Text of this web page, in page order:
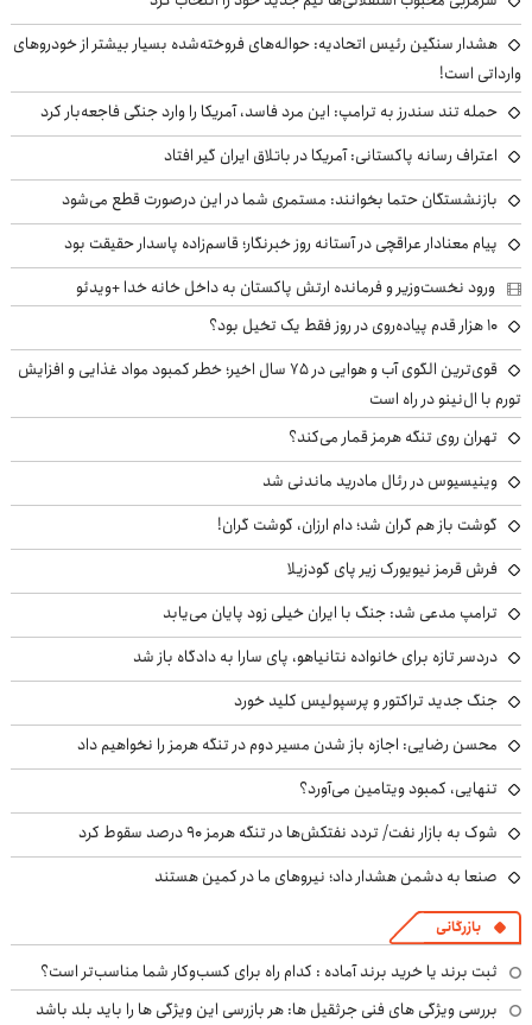
هشدار سنگین رئیس اتحادیه: حواله‌های فروخته‌شده بسیار بیشتر از خودروهای
وارداتی است!
حمله تند سندرز به ترامپ: این مرد فاسد، آمریکا را وارد جنگی فاجعه‌بار کرد
اعتراف رسانه پاکستانی: آمریکا در باتلاق ایران گیر افتاد
بازنشستگان حتما بخوانند: مستمری شما در این درصورت قطع می‌شود
پیام معنادار عراقچی در آستانه روز خبرنگار؛ قاسم‌زاده پاسدار حقیقت بود
ورود نخست‌وزیر و فرمانده ارتش پاکستان به داخل خانه خدا +ویدئو
۱۰ هزار قدم پیاده‌روی در روز فقط یک تخیل بود؟
قوی‌ترین الگوی آب و هوایی در ۷۵ سال اخیر؛ خطر کمبود مواد غذایی و افزایش
تورم با ال‌نینو در راه است
تهران روی تنگه هرمز قمار می‌کند؟
وینیسیوس در رئال مادرید ماندنی شد
گوشت باز هم گران شد؛ دام ارزان، گوشت گران!
فرش قرمز نیویورک زیر پای گودزیلا
ترامپ مدعی شد: جنگ با ایران خیلی زود پایان می‌یابد
دردسر تازه برای خانواده نتانیاهو، پای سارا به دادگاه باز شد
جنگ جدید تراکتور و پرسپولیس کلید خورد
محسن رضایی: اجازه باز شدن مسیر دوم در تنگه هرمز را نخواهیم داد
تنهایی، کمبود ویتامین می‌آورد؟
شوک به بازار نفت/ تردد نفتکش‌ها در تنگه هرمز ۹۰ درصد سقوط کرد
صنعا به دشمن هشدار داد؛ نیروهای ما در کمین هستند
بازرگانی
ثبت برند یا خرید برند آماده : کدام راه برای کسب‌وکار شما مناسب‌تر است؟
بررسی ویژگی های فنی جرثقیل ها: هر بازرسی این ویژگی ها را باید بلد باشد